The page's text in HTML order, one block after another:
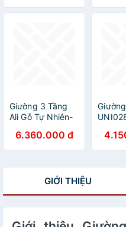
Giường 3 Tầng
Ali Gỗ Tự Nhiên-
6.360.000 đ
GIỚI THIỆU